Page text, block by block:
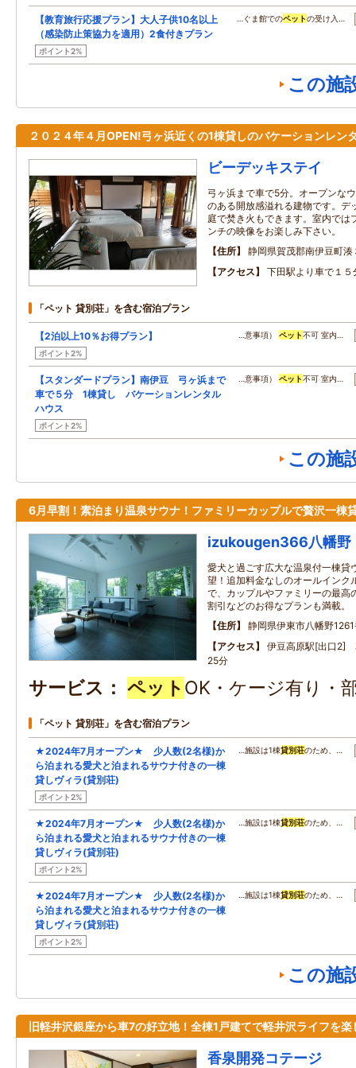
【教育旅行応援プラン】大人子供10名以上
（感染防止策協力を適用）2食付きプラン
ポイント2%
…ぐま館でのペットの受け入…
この施
２０２４年４月OPEN!弓ヶ浜近くの1棟貸しのバケーションレン
ビーデッキステイ
弓ヶ浜まで車で5分。オープンな
のある開放感溢れる建物です。デ
庭で焚き火もできます。室内では
ンチの映像をお楽しみ下さい。
住所
静岡県賀茂郡南伊豆町湊
アクセス
下田駅より車で１５
「ペット 貸別荘」を含む宿泊プラン
【2泊以上10％お得プラン】
ポイント2%
…意事項） ペット不可 室内…
【スタンダードプラン】南伊豆 弓ヶ浜まで
車で５分 1棟貸し バケーションレンタル
ハウス
ポイント2%
…意事項） ペット不可 室内…
この施
6月早割！素泊まり温泉サウナ！ファミリーカップルで贅沢一棟
izukougen366八幡野
愛犬と過ごす広大な温泉付一棟貸
望！追加料金なしのオールインク
で、カップルやファミリーの最高
割引などのお得なプランも満載。
住所
静岡県伊東市八幡野
アクセス
伊豆高原駅[出口2]
25分
サービス ペット OK・ケージ有り・
「ペット 貸別荘」を含む宿泊プラン
★2024年7月オープン★ 少人数(2名様)か
ら泊まれる愛犬と泊まれるサウナ付きの一棟
貸しヴィラ(貸別荘)
ポイント2%
…施設は1棟貸別荘のため、…
★2024年7月オープン★ 少人数(2名様)か
ら泊まれる愛犬と泊まれるサウナ付きの一棟
貸しヴィラ(貸別荘)
ポイント2%
…施設は1棟貸別荘のため、…
★2024年7月オープン★ 少人数(2名様)か
ら泊まれる愛犬と泊まれるサウナ付きの一棟
貸しヴィラ(貸別荘)
ポイント2%
…施設は1棟貸別荘のため、…
この施
旧軽井沢銀座から車7の好立地！全棟1戸建てで軽井沢ライフを楽
香泉開発コテージ